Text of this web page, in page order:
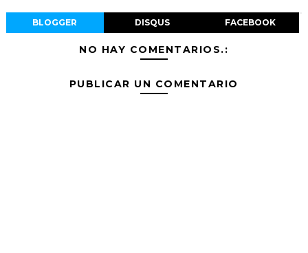
BLOGGER DISQUS FACEBOOK
NO HAY COMENTARIOS.:
PUBLICAR UN COMENTARIO